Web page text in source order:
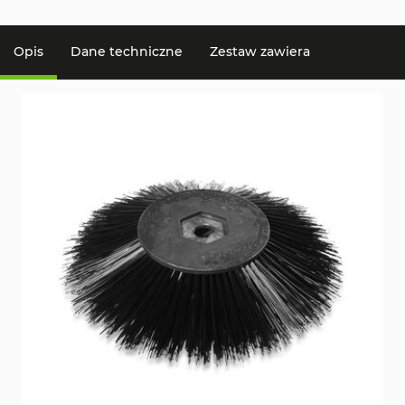
Opis Dane techniczne Zestaw zawiera